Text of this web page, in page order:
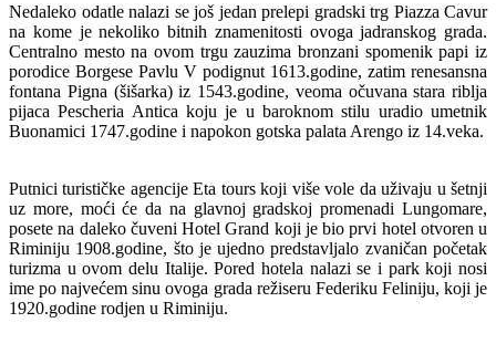
Nedaleko odatle nalazi se još jedan prelepi gradski trg Piazza Cavur
na kome je nekoliko bitnih znamenitosti ovoga jadranskog grada.
Centralno mesto na ovom trgu zauzima bronzani spomenik papi iz
porodice Borgese Pavlu V podignut 1613.godine, zatim renesansna
fontana Pigna (šišarka) iz 1543.godine, veoma očuvana stara riblja
pijaca Pescheria Antica koju je u baroknom stilu uradio umetnik
Buonamici 1747.godine i napokon gotska palata Arengo iz 14.veka.
Putnici turističke agencije Eta tours koji više vole da uživaju u šetnji
uz more, moći će da na glavnoj gradskoj promenadi Lungomare,
posete na daleko čuveni Hotel Grand koji je bio prvi hotel otvoren u
Riminiju 1908.godine, što je ujedno predstavljalo zvaničan početak
turizma u ovom delu Italije. Pored hotela nalazi se i park koji nosi
ime po najvećem sinu ovoga grada režiseru Federiku Feliniju, koji je
1920.godine rodjen u Riminiju.